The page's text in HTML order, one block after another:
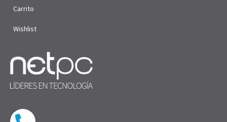
Carrito
Wishlist